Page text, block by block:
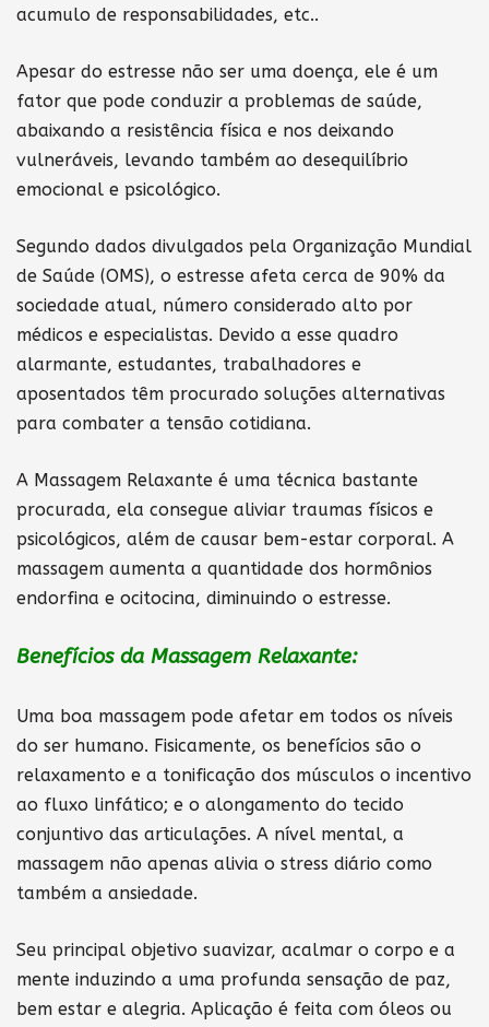
acumulo de responsabilidades, etc..
Apesar do estresse não ser uma doença, ele é um
fator que pode conduzir a problemas de saúde,
abaixando a resistência física e nos deixando
vulneráveis, levando também ao desequilíbrio
emocional e psicológico.
Segundo dados divulgados pela Organização Mundial
de Saúde (OMS), o estresse afeta cerca de 90% da
sociedade atual, número considerado alto por
médicos e especialistas. Devido a esse quadro
alarmante, estudantes, trabalhadores e
aposentados têm procurado soluções alternativas
para combater a tensão cotidiana.
A Massagem Relaxante é uma técnica bastante
procurada, ela consegue aliviar traumas físicos e
psicológicos, além de causar bem-estar corporal. A
massagem aumenta a quantidade dos hormônios
endorfina e ocitocina, diminuindo o estresse.
Benefícios da Massagem Relaxante:
Uma boa massagem pode afetar em todos os níveis
do ser humano. Fisicamente, os benefícios são o
relaxamento e a tonificação dos músculos o incentivo
ao fluxo linfático; e o alongamento do tecido
conjuntivo das articulações. A nível mental, a
massagem não apenas alivia o stress diário como
também a ansiedade.
Seu principal objetivo suavizar, acalmar o corpo e a
mente induzindo a uma profunda sensação de paz,
bem estar e alegria. Aplicação é feita com óleos ou